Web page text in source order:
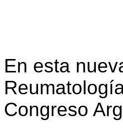
En esta
Congreso